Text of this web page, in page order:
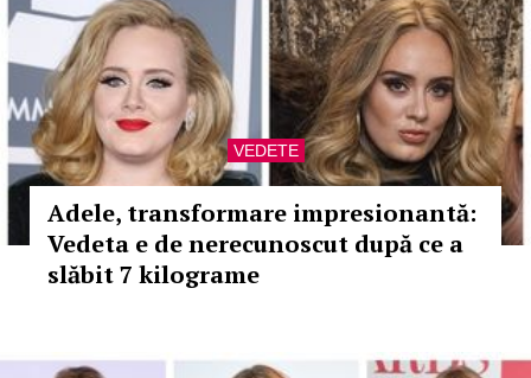
VEDETE
Adele, transformare impresionantă:
Vedeta e de nerecunoscut după ce a
slăbit 7 kilograme